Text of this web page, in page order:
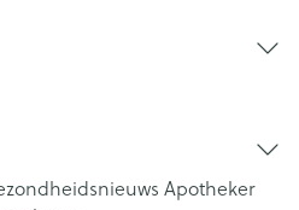
Apotheker